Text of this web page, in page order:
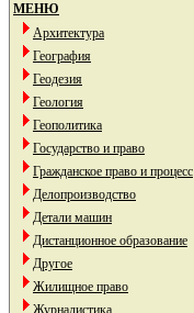
МЕНЮ
Архитектура
География
Геодезия
Геология
Геополитика
Государство и право
Гражданское право и процесс
Делопроизводство
Детали машин
Дистанционное образование
Другое
Жилищное право
Журналистика